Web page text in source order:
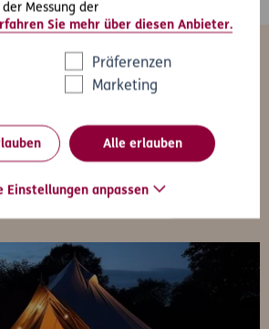
Messung der
Sie mehr über diesen Anbieter.
Präferenzen
Marketing
Alle erlauben
Einstellungen anpassen
Sie auch interessieren
Gesundheit